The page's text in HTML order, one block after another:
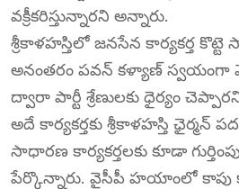
వక్రీకరిస్తున్నారని అన్నారు.
శ్రీకాళహస్తిలో జనసేన కార్యకర్త
అనంతరం పవన్ కళ్యాణ్ స్వయంగా
ద్వారా పార్టీ శ్రేణులకు ధైర్యం
అదే కార్యకర్తకు శ్రీకాళహస్తి ఛైర్మన్
సాధారణ కార్యకర్తలకు కూడా
పేర్కొన్నారు. వైసీపీ హయాంలో కాపు